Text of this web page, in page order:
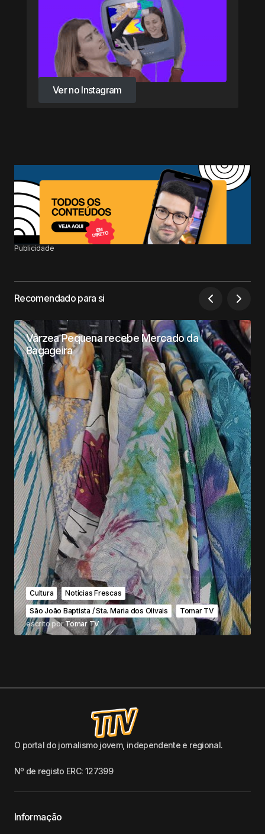
Ver no Instagram
Ver no Instagram
Publicidade
Recomendado para si
Várzea Pequena recebe Mercado da
Bagageira
Cultura
Notícias Frescas
São João Baptista / Sta. Maria dos Olivais
Tomar TV
escrito porTomar TV
O portal do jornalismo jovem, independente e regional.
Nº de registo ERC: 127399
Informação